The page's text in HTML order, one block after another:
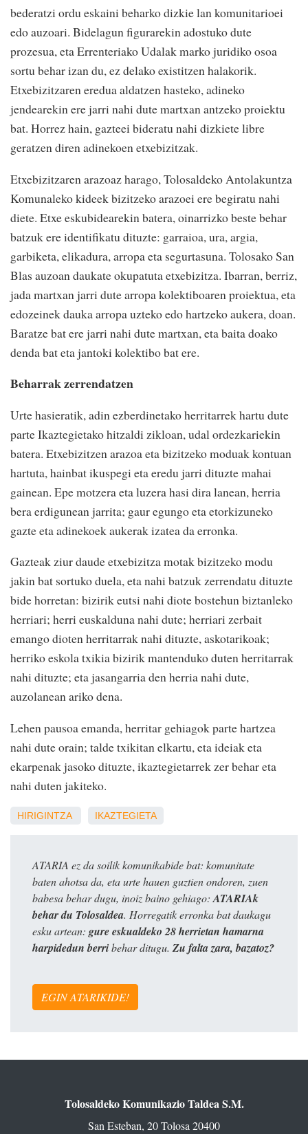
bederatzi ordu eskaini beharko dizkie lan komunitarioei
edo auzoari. Bidelagun figurarekin adostuko dute
prozesua, eta Errenteriako Udalak marko juridiko osoa
sortu behar izan du, ez delako existitzen halakorik.
Etxebizitzaren eredua aldatzen hasteko, adineko
jendearekin ere jarri nahi dute martxan antzeko proiektu
bat. Horrez hain, gazteei bideratu nahi dizkiete libre
geratzen diren adinekoen etxebizitzak.
Etxebizitzaren arazoaz harago, Tolosaldeko Antolakuntza
Komunaleko kideek bizitzeko arazoei ere begiratu nahi
diete. Etxe eskubidearekin batera, oinarrizko beste behar
batzuk ere identifikatu dituzte: garraioa, ura, argia,
garbiketa, elikadura, arropa eta segurtasuna. Tolosako San
Blas auzoan daukate okupatuta etxebizitza. Ibarran, berriz,
jada martxan jarri dute arropa kolektiboaren proiektua, eta
edozeinek dauka arropa uzteko edo hartzeko aukera, doan.
Baratze bat ere jarri nahi dute martxan, eta baita doako
denda bat eta jantoki kolektibo bat ere.
Beharrak zerrendatzen
Urte hasieratik, adin ezberdinetako herritarrek hartu dute
parte Ikaztegietako hitzaldi zikloan, udal ordezkariekin
batera. Etxebizitzen arazoa eta bizitzeko moduak kontuan
hartuta, hainbat ikuspegi eta eredu jarri dituzte mahai
gainean. Epe motzera eta luzera hasi dira lanean, herria
bera erdigunean jarrita; gaur egungo eta etorkizuneko
gazte eta adinekoek aukerak izatea da erronka.
Gazteak ziur daude etxebizitza motak bizitzeko modu
jakin bat sortuko duela, eta nahi batzuk zerrendatu dituzte
bide horretan: bizirik eutsi nahi diote bostehun biztanleko
herriari; herri euskalduna nahi dute; herriari zerbait
emango dioten herritarrak nahi dituzte, askotarikoak;
herriko eskola txikia bizirik mantenduko duten herritarrak
nahi dituzte; eta jasangarria den herria nahi dute,
auzolanean ariko dena.
Lehen pausoa emanda, herritar gehiagok parte hartzea
nahi dute orain; talde txikitan elkartu, eta ideiak eta
ekarpenak jasoko dituzte, ikaztegietarrek zer behar eta
nahi duten jakiteko.
HIRIGINTZA IKAZTEGIETA
ATARIA ez da soilik komunikabide bat: komunitate
baten ahotsa da, eta urte hauen guztien ondoren, zuen
babesa behar dugu, inoiz baino gehiago: ATARIAk
behar du Tolosaldea. Horregatik erronka bat daukagu
esku artean: gure eskualdeko 28 herrietan hamarna
harpidedun berribehar ditugu. Zu falta zara, bazatoz?
EGIN ATARIKIDE!
Tolosaldeko Komunikazio Taldea S.M.
San Esteban, 20 Tolosa 20400